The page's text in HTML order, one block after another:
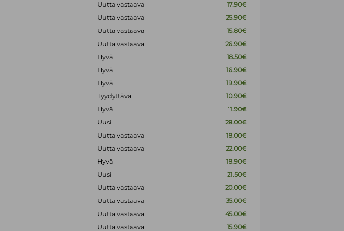
Uutta vastaava
17.90€
Uutta vastaava
25.90€
Uutta vastaava
15.80€
Uutta vastaava
26.90€
Hyvä
18.50€
Hyvä
16.90€
Hyvä
19.90€
Tyydyttävä
10.90€
Hyvä
11.90€
Uusi
28.00€
Uutta vastaava
18.00€
Uutta vastaava
22.00€
Hyvä
18.90€
Uusi
21.50€
Uutta vastaava
20.00€
Uutta vastaava
35.00€
Uutta vastaava
45.00€
Uutta vastaava
15.90€